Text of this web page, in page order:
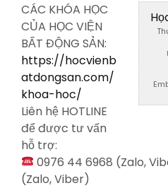
CÁC KHÓA HỌC
CỦA HỌC VIỆN
BẤT ĐỘNG SẢN:
https://hocvienb
atdongsan.com/
khoa-hoc/
Liên hệ HOTLINE
để được tư vấn
hỗ trợ:
0976 44 6968 (Zalo,
(Zalo, Viber)